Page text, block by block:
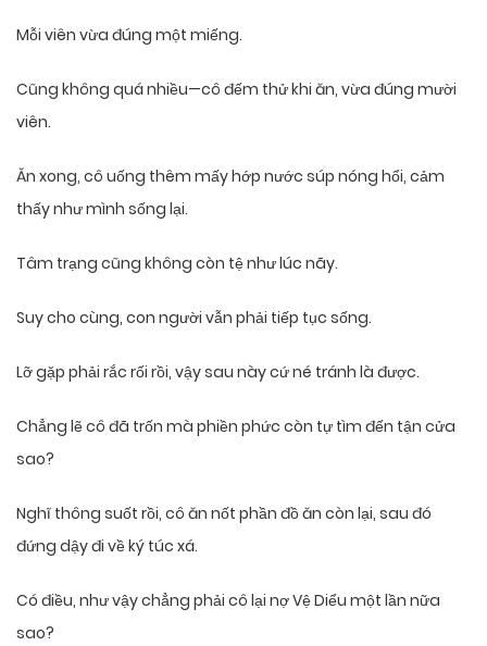
Mỗi viên vừa đúng một miếng.
Cũng không quá nhiều—cô đếm thử khi ăn, vừa đúng mười
viên.
Ăn xong, cô uống thêm mấy hớp nước súp nóng hổi, cảm
thấy như mình sống lại.
Tâm trạng cũng không còn tệ như lúc nãy.
Suy cho cùng, con người vẫn phải tiếp tục sống.
Lỡ gặp phải rắc rối rồi, vậy sau này cứ né tránh là được.
Chẳng lẽ cô đã trốn mà phiền phức còn tự tìm đến tận cửa
sao?
Nghĩ thông suốt rồi, cô ăn nốt phần đồ ăn còn lại, sau đó
đứng dậy đi về ký túc xá.
Có điều, như vậy chẳng phải cô lại nợ Vệ Diểu một lần nữa
sao?